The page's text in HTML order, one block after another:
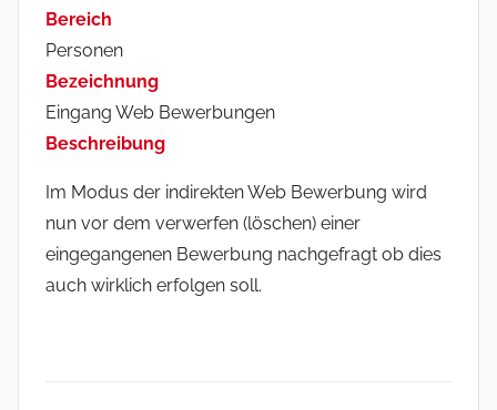
Bereich
Personen
Bezeichnung
Eingang Web Bewerbungen
Beschreibung
Im Modus der indirekten Web Bewerbung wird
nun vor dem verwerfen (löschen) einer
eingegangenen Bewerbung nachgefragt ob dies
auch wirklich erfolgen soll.